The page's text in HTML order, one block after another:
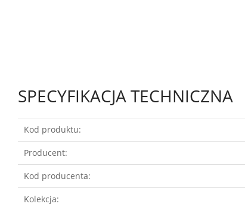
SPECYFIKACJA TECHNICZNA
Kod produktu:
Producent:
Kod producenta:
Kolekcja: